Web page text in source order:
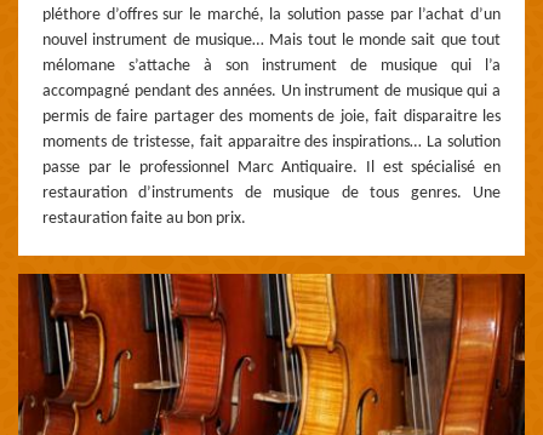
pléthore d’offres sur le marché, la solution passe par l’achat d’un
nouvel instrument de musique… Mais tout le monde sait que tout
mélomane s’attache à son instrument de musique qui l’a
accompagné pendant des années. Un instrument de musique qui a
permis de faire partager des moments de joie, fait disparaitre les
moments de tristesse, fait apparaitre des inspirations… La solution
passe par le professionnel Marc Antiquaire. Il est spécialisé en
restauration d’instruments de musique de tous genres. Une
restauration faite au bon prix.